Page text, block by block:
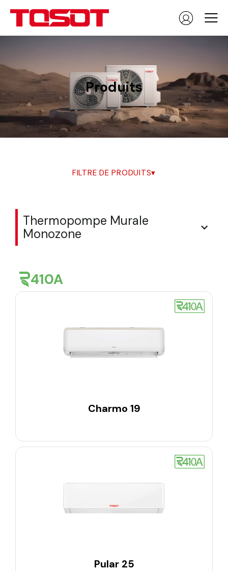
Produits
FILTRE DE PRODUITS▾
Thermopompe Murale
Monozone
410A
Charmo 19
Pular 25